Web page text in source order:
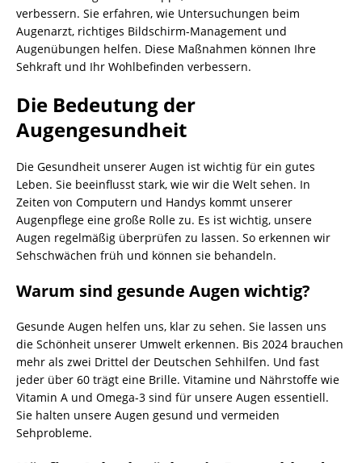
verbessern. Sie erfahren, wie Untersuchungen beim
Augenarzt, richtiges Bildschirm-Management und
Augenübungen helfen. Diese Maßnahmen können Ihre
Sehkraft und Ihr Wohlbefinden verbessern.
Die Bedeutung der
Augengesundheit
Die Gesundheit unserer Augen ist wichtig für ein gutes
Leben. Sie beeinflusst stark, wie wir die Welt sehen. In
Zeiten von Computern und Handys kommt unserer
Augenpflege eine große Rolle zu. Es ist wichtig, unsere
Augen regelmäßig überprüfen zu lassen. So erkennen wir
Sehschwächen früh und können sie behandeln.
Warum sind gesunde Augen wichtig?
Gesunde Augen helfen uns, klar zu sehen. Sie lassen uns
die Schönheit unserer Umwelt erkennen. Bis 2024 brauchen
mehr als zwei Drittel der Deutschen Sehhilfen. Und fast
jeder über 60 trägt eine Brille. Vitamine und Nährstoffe wie
Vitamin A und Omega-3 sind für unsere Augen essentiell.
Sie halten unsere Augen gesund und vermeiden
Sehprobleme.